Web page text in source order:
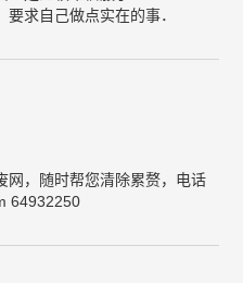
求自己做点实在的事．
网，随时帮您清除累赘，电话
64932250